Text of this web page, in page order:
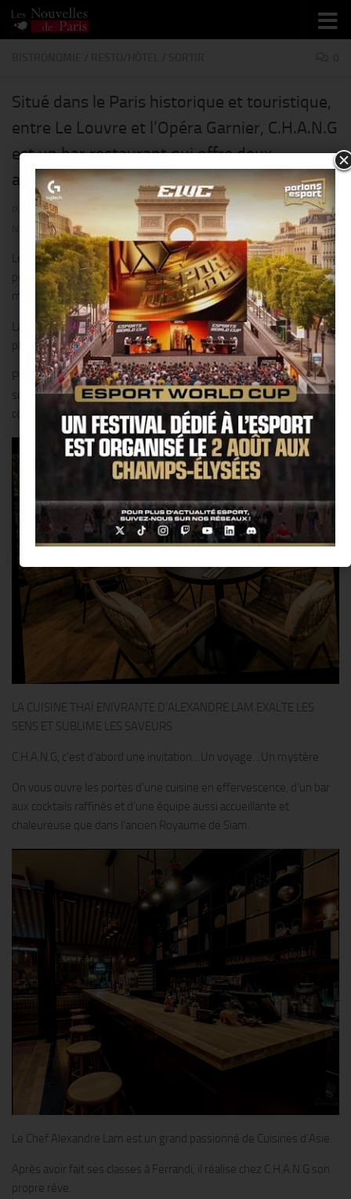
Skip to content
Situé dans le Paris historique et touristique,
entre Le Louvre et l’Opéra Garnier, C.H.A.N.G
est un bar restaurant qui offre deux
atmosphères !!
THIERRY KER · PUBLIÉ17 NOVEMBRE 2018· MIS À JOUR
28
NOVEMBRE 2018
Le rez-de-chaussée sur rue au décor moderne et branché est
ponctué d’un bar finement pensé pour déguster les cocktails
maison.
La jolie salle intime du sous-sol offre un vrai cocoon cosy où l’on se
plait à admirer le spectable des chefs en cuisine !!
Profitez des jolies notes bleutées de C.H.A.N.G en journée ou de
son ambiance tamisée le soir, autour d’un Tigre qui pleure et d’un
cocktail signature aux parfums de Siam…
LA CUISINE THAÏ ENIVRANTE D’ALEXANDRE LAM EXALTE LES
SENS ET SUBLIME LES SAVEURS
C.H.A.N.G, c’est d’abord une invitation…Un voyage…Un mystère
On vous ouvre les portes d’une cuisine en effervescence, d’un bar
aux cocktails raffinés et d’une équipe aussi accueillante et
chaleureuse que dans l’ancien Royaume de Siam.
Le Chef Alexandre Lam est un grand passionné de Cuisines d’Asie.
Après avoir fait ses classes à Ferrandi, il réalise chez C.H.A.N.G son
propre rêve.